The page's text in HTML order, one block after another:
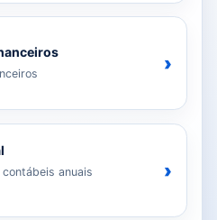
›
anuais
›